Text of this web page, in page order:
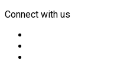
Connect with us